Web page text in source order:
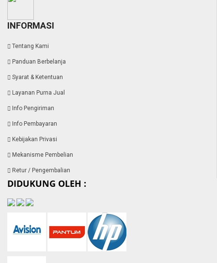
INFORMASI
Tentang Kami
Panduan Berbelanja
Syarat & Ketentuan
Layanan Purna Jual
Info Pengiriman
Info Pembayaran
Kebijakan Privasi
Mekanisme Pembelian
Retur / Pengembalian
DIDUKUNG OLEH :